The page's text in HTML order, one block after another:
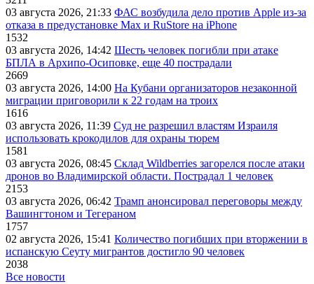
03 августа 2026, 21:33 ФАС возбудила дело против Apple из-за
отказа в предустановке Max и RuStore на iPhone
1532
03 августа 2026, 14:42 Шесть человек погибли при атаке
БПЛА в Архипо-Осиповке, еще 40 пострадали
2669
03 августа 2026, 14:00 На Кубани организаторов незаконной
миграции приговорили к 22 годам на троих
1616
03 августа 2026, 11:39 Суд не разрешил властям Израиля
использовать крокодилов для охраны тюрем
1581
03 августа 2026, 08:45 Склад Wildberries загорелся после атаки
дронов во Владимирской области. Пострадал 1 человек
2153
03 августа 2026, 06:42 Трамп анонсировал переговоры между
Вашингтоном и Тегераном
1757
02 августа 2026, 15:41 Количество погибших при вторжении в
испанскую Сеуту мигрантов достигло 90 человек
2038
Все новости